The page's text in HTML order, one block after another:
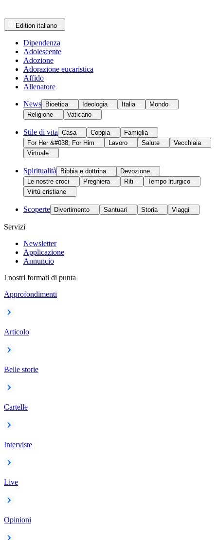
Edition italiano
Dipendenza
Adolescente
Adozione
Adorazione eucaristica
Affido
Allenatore
News Bioetica Ideologia Italia
Mondo
Religione
Vaticano
Stile di vita Casa Coppia
Famiglia
For Her &#038; For Him
Lavoro Salute
Vecchiaia
Virtuale
Spiritualità Bibbia e dottrina
Devozione
Le nostre croci
Preghiera Riti
Tempo liturgico
Virtù cristiane
Scoperte Divertimento Santuari Storia Viaggi
Servizi
Newsletter
Applicazione
Annuncio
I nostri formati di punta
Approfondimenti
Articolo
Belle storie
Cartelle
Interviste
Live
Opinioni